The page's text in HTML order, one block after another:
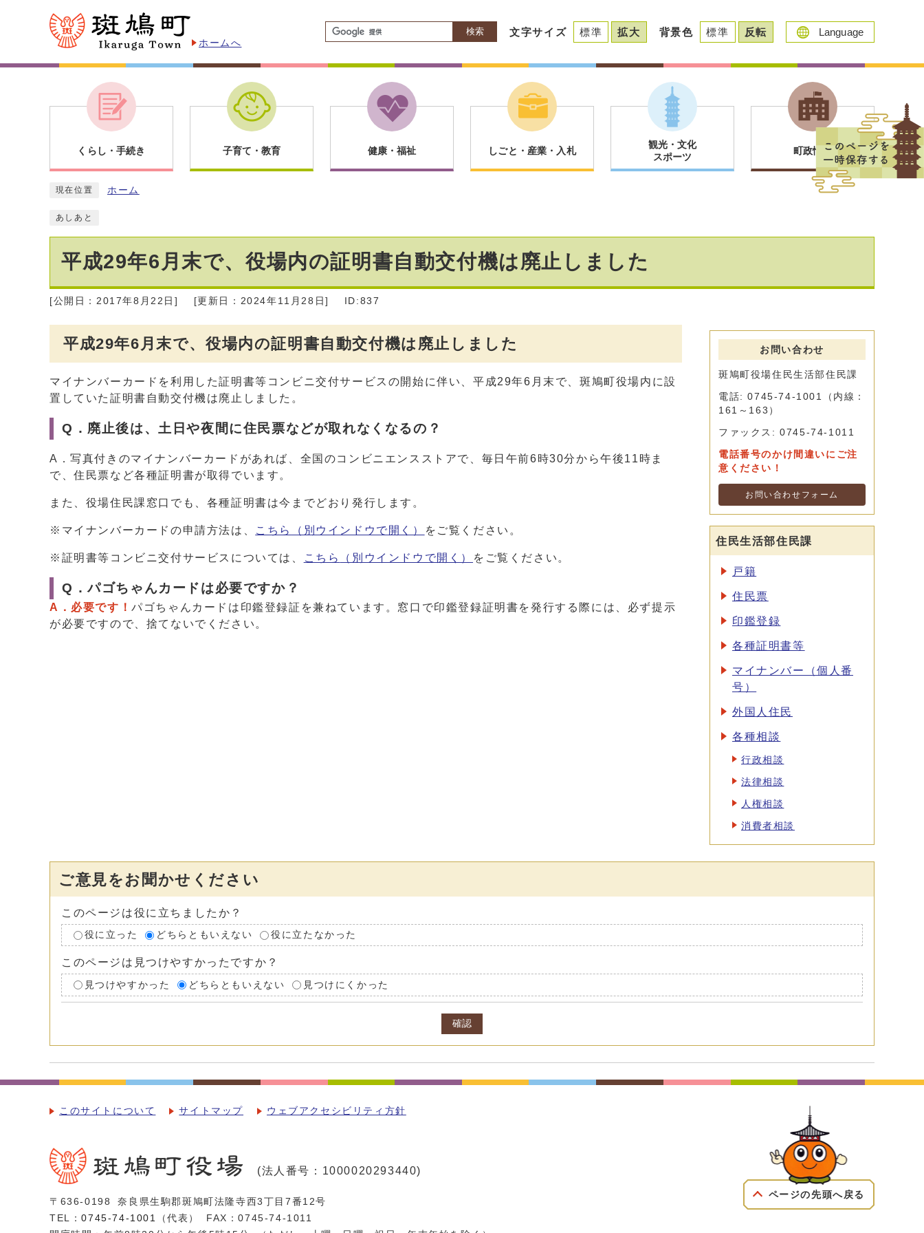
ホームへ
検索 文字サイズ 標準 拡大 背景色 標準 反転 Language
くらし・手続き 子育て・教育 健康・福祉 しごと・産業・入札
観光・文化
スポーツ
町政情報
現在位置 ホーム
あしあと
平成29年6月末で、役場内の証明書自動交付機は廃止しました
[公開日：2017年8月22日] [更新日：2024年11月28日] ID:837
平成29年6月末で、役場内の証明書自動交付機は廃止しました
マイナンバーカードを利用した証明書等コンビニ交付サービスの開始に伴い、平成29年6月末で、斑鳩町役場内に設
置していた証明書自動交付機は廃止しました。
Q．廃止後は、土日や夜間に住民票などが取れなくなるの？
A．写真付きのマイナンバーカードがあれば、全国のコンビニエンスストアで、毎日午前6時30分から午後11時ま
で、住民票など各種証明書が取得でいます。
また、役場住民課窓口でも、各種証明書は今までどおり発行します。
※マイナンバーカードの申請方法は、 こちら （別ウインドウで開く） をご覧ください。
※証明書等コンビニ交付サービスについては、 こちら （別ウインドウで開く） をご覧ください。
Q．パゴちゃんカードは必要ですか？
A．必要です！パゴちゃんカードは印鑑登録証を兼ねています。窓口で印鑑登録証明書を発行する際には、必ず提示
が必要ですので、捨てないでください。
お問い合わせ
斑鳩町役場住民生活部住民課
電話: 0745-74-1001（内線：
161～163）
ファックス: 0745-74-1011
電話番号のかけ間違いにご注
意ください！
お問い合わせフォーム
住民生活部住民課
戸籍
住民票
印鑑登録
各種証明書等
マイナンバー（個人番
号）
外国人住民
各種相談
行政相談
法律相談
人権相談
消費者相談
ご意見をお聞かせください
このページは役に立ちましたか？
役に立った どちらともいえない 役に立たなかった
このページは見つけやすかったですか？
見つけやすかった どちらともいえない 見つけにくかった
確認
このサイトについて サイトマップ ウェブアクセシビリティ方針
(法人番号：1000020293440)
〒636-0198
奈良県生駒郡斑鳩町法隆寺西3丁目7番12号
TEL：0745-74-1001 （代表）
FAX：0745-74-1011
ページの先頭へ戻る